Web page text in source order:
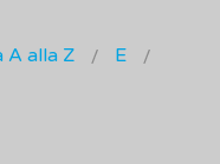
A alla Z
E